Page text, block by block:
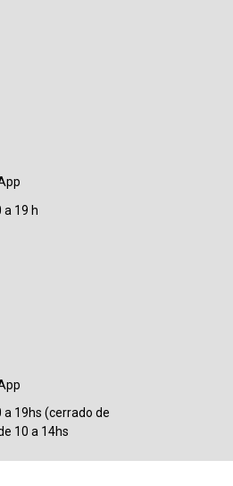
a 19 h
a 19hs (cerrado de
10 a 14hs